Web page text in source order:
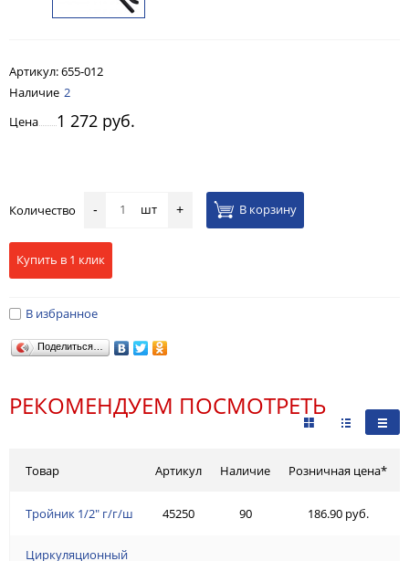
Артикул:655-012
Наличие 2
Цена
1 272 руб.
Количество - шт + В корзину
Купить в 1 клик
В избранное
Поделиться…
РЕКОМЕНДУЕМ ПОСМОТРЕТЬ
Товар
Тройник 1/2" г/г/ш
Циркуляционный
Артикул Наличие Розничная цена*
45250 90 186.90 руб.